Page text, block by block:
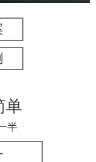
单
半